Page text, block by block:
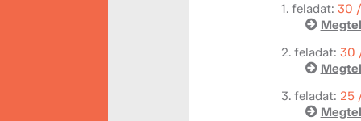
1. feladat: 30
2. feladat: 30
3. feladat: 25